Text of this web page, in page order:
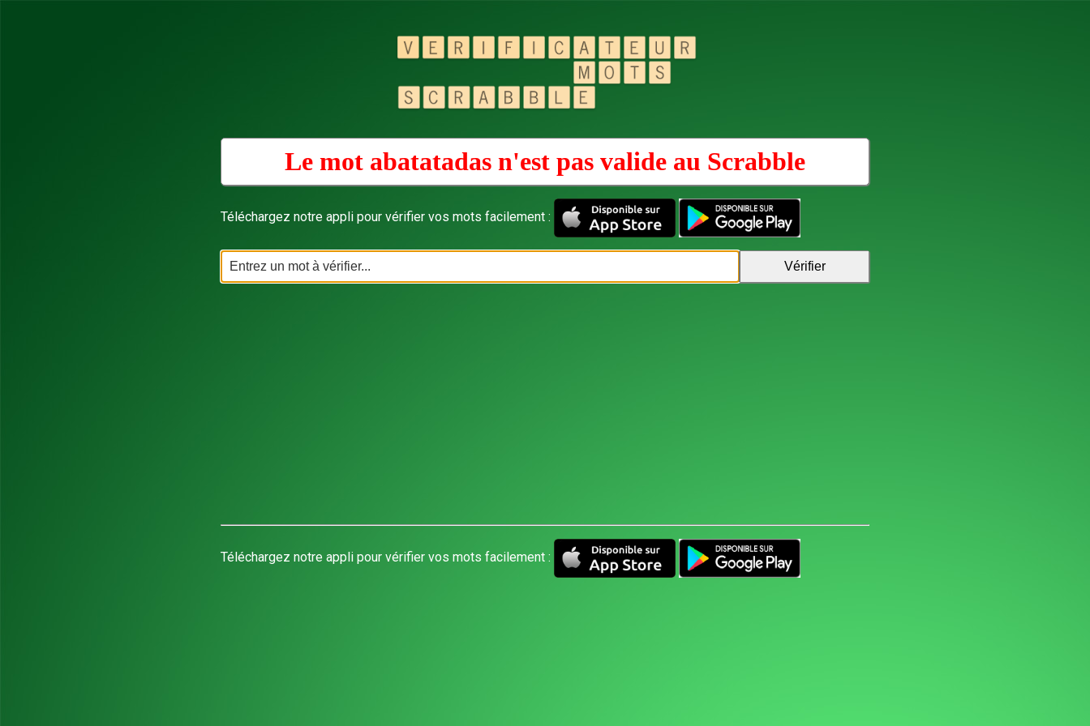
Le mot abatatadas n'est pas valide au Scrabble
Téléchargez notre appli pour vérifier vos mots facilement :
Téléchargez notre appli pour vérifier vos mots facilement :